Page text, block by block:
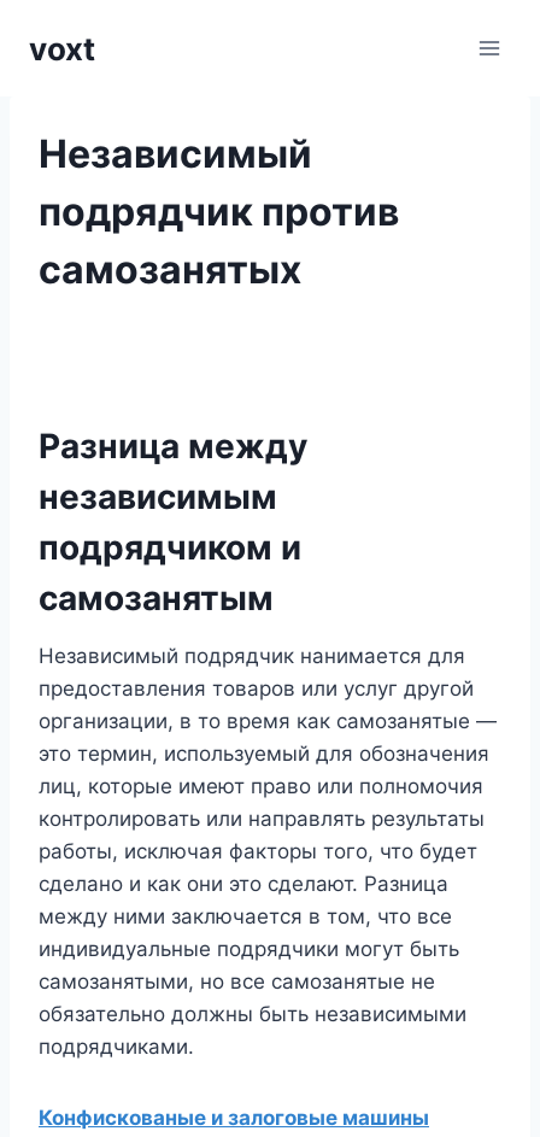
voxt
Независимый
подрядчик против
самозанятых
Разница между
независимым
подрядчиком и
самозанятым
Независимый подрядчик нанимается для
предоставления товаров или услуг другой
организации, в то время как самозанятые —
это термин, используемый для обозначения
лиц, которые имеют право или полномочия
контролировать или направлять результаты
работы, исключая факторы того, что будет
сделано и как они это сделают. Разница
между ними заключается в том, что все
индивидуальные подрядчики могут быть
самозанятыми, но все самозанятые не
обязательно должны быть независимыми
подрядчиками.
Конфискованые и залоговые машины